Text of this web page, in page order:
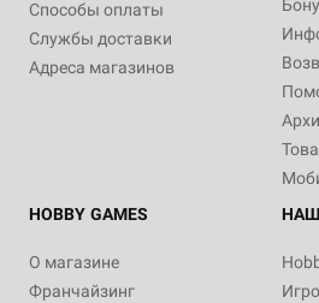
Способы оплаты
Службы доставки
Адреса магазинов
HOBBY GAMES
О магазине
Франчайзинг